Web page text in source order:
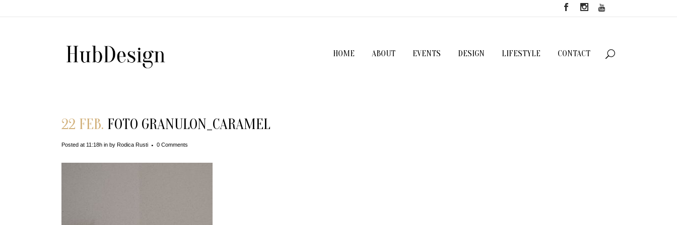
HOME ABOUT EVENTS DESIGN LIFESTYLE CONTACT
22 FEB. FOTO GRANULON_CARAMEL
Posted at 11:18h in by Rodica Rusti 0 Comments